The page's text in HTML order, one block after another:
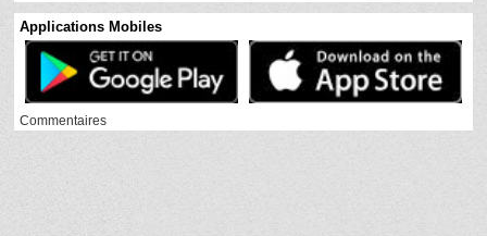
Applications Mobiles
Commentaires